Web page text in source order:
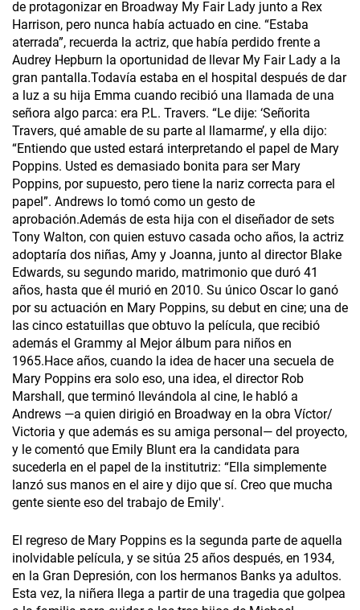
de protagonizar en Broadway My Fair Lady junto a Rex
Harrison, pero nunca había actuado en cine. “Estaba
aterrada”, recuerda la actriz, que había perdido frente a
Audrey Hepburn la oportunidad de llevar My Fair Lady a la
gran pantalla.Todavía estaba en el hospital después de dar
a luz a su hija Emma cuando recibió una llamada de una
señora algo parca: era P.L. Travers. “Le dije: ‘Señorita
Travers, qué amable de su parte al llamarme’, y ella dijo:
“Entiendo que usted estará interpretando el papel de Mary
Poppins. Usted es demasiado bonita para ser Mary
Poppins, por supuesto, pero tiene la nariz correcta para el
papel”. Andrews lo tomó como un gesto de
aprobación.Además de esta hija con el diseñador de sets
Tony Walton, con quien estuvo casada ocho años, la actriz
adoptaría dos niñas, Amy y Joanna, junto al director Blake
Edwards, su segundo marido, matrimonio que duró 41
años, hasta que él murió en 2010. Su único Oscar lo ganó
por su actuación en Mary Poppins, su debut en cine; una de
las cinco estatuillas que obtuvo la película, que recibió
además el Grammy al Mejor álbum para niños en
1965.Hace años, cuando la idea de hacer una secuela de
Mary Poppins era solo eso, una idea, el director Rob
Marshall, que terminó llevándola al cine, le habló a
Andrews —a quien dirigió en Broadway en la obra Víctor/
Victoria y que además es su amiga personal— del proyecto,
y le comentó que Emily Blunt era la candidata para
sucederla en el papel de la institutriz: “Ella simplemente
lanzó sus manos en el aire y dijo que sí. Creo que mucha
gente siente eso del trabajo de Emily'.
El regreso de Mary Poppins es la segunda parte de aquella
inolvidable película, y se sitúa 25 años después, en 1934,
en la Gran Depresión, con los hermanos Banks ya adultos.
Esta vez, la niñera llega a partir de una tragedia que golpea